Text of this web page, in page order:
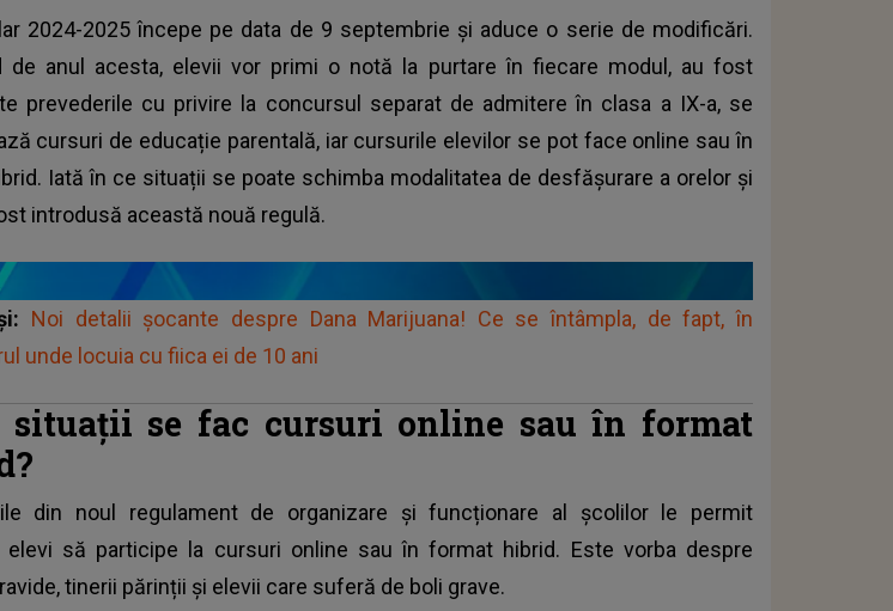
2024-2025 începe pe data de 9 septembrie și aduce o serie de modificări.
de anul acesta, elevii vor primi o notă la purtare în fiecare modul, au fost
prevederile cu privire la concursul separat de admitere în clasa a IX-a, se
cursuri de educație parentală, iar cursurile elevilor se pot face online sau în
Iată în ce situații se poate schimba modalitatea de desfășurare a orelor și
introdusă această nouă regulă.
Noi detalii șocante despre Dana Marijuana! Ce se întâmpla, de fapt, în
unde locuia cu fiica ei de 10 ani
situații se fac cursuri online sau în format
din noul regulament de organizare și funcționare al școlilor le permit
elevi să participe la cursuri online sau în format hibrid. Este vorba despre
tinerii părinții și elevii care suferă de boli grave.